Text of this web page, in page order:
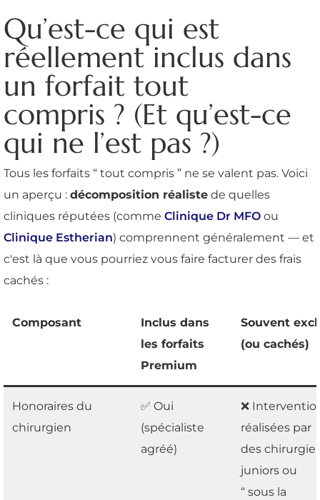
Qu’est-ce qui est
réellement inclus dans
un forfait tout
compris ? (Et qu’est-ce
qui ne l’est pas ?)
Tous les forfaits “ tout compris ” ne se valent pas. Voici
un aperçu : décomposition réaliste de quelles
cliniques réputées (comme Clinique Dr MFO ou
Clinique Estherian) comprennent généralement — et
c'est là que vous pourriez vous faire facturer des frais
cachés :
Composant
Inclus dans
les forfaits
Premium
Souvent
(ou cachés)
Honoraires du
chirurgien
✅ Oui
(spécialiste
agréé)
❌
réalisées par
des
juniors ou
“ sous la